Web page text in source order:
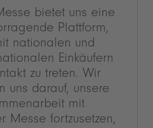
bietet uns eine
Plattform,
nationalen und
Einkäufern
zu treten. Wir
uns darauf, unsere
mit
Messe fortzusetzen,